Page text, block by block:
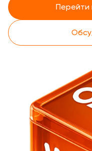
Перейти